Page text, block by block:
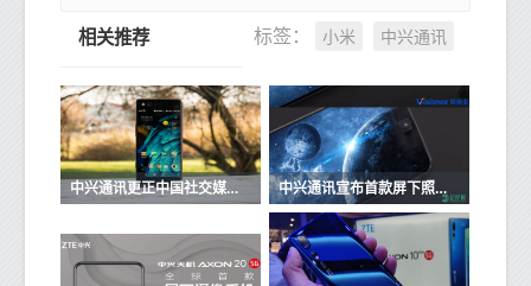
标签： 小米 中兴通讯
相关推荐
中兴通讯更正中国社交媒体对公司的误解 中兴通讯宣布首款屏下照相手机发布